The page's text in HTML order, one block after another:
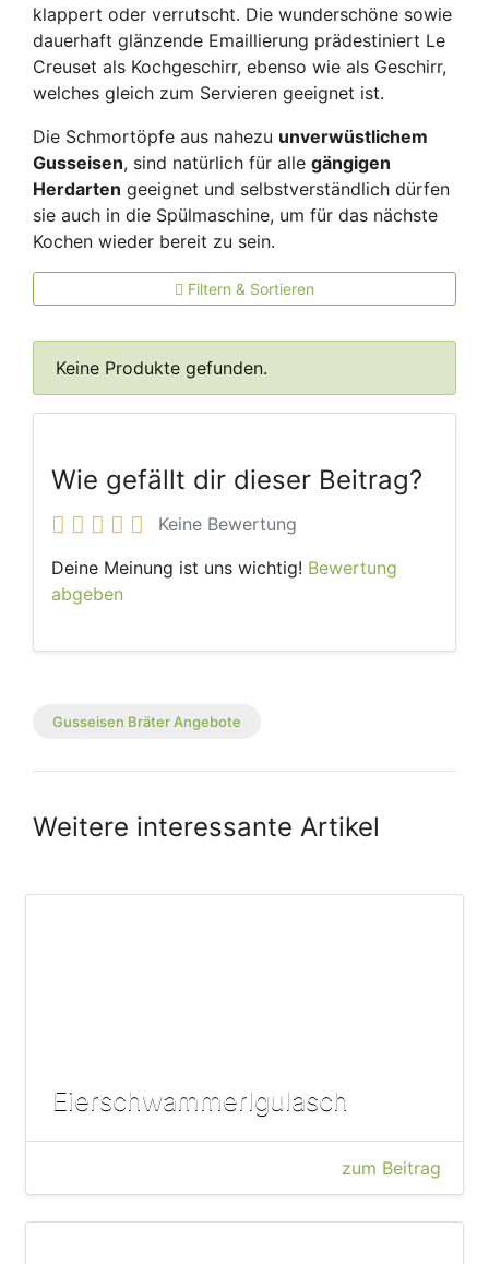
klappert oder verrutscht. Die wunderschöne sowie
dauerhaft glänzende Emaillierung prädestiniert Le
Creuset als Kochgeschirr, ebenso wie als Geschirr,
welches gleich zum Servieren geeignet ist.
Die Schmortöpfe aus nahezu unverwüstlichem
Gusseisen, sind natürlich für alle gängigen
Herdarten geeignet und selbstverständlich dürfen
sie auch in die Spülmaschine, um für das nächste
Kochen wieder bereit zu sein.
Filtern & Sortieren
Keine Produkte gefunden.
Wie gefällt dir dieser Beitrag?
Keine Bewertung
Deine Meinung ist uns wichtig! Bewertung
abgeben
Gusseisen Bräter Angebote
Weitere interessante Artikel
Eierschwammerlgulasch
zum Beitrag